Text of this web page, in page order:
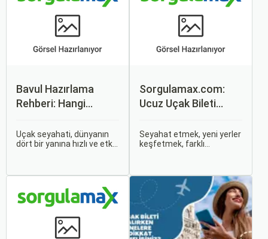
Bavul Hazırlama
Rehberi: Hangi
Alınmalı?
Uçak seyahati, dünyanın
dört bir yanına hızlı ve etkili
doğru yapılmazsa stresli
bir deneyim olabilir.
Sorgulamax.com:
Ucuz Uçak Bileti
Seyahat etmek, yeni yerler
keşfetmek, farklı
bir yoldur. Bu yolculukların
ilk adımı ise, genellikle bir
uçak bileti satın almaktır.